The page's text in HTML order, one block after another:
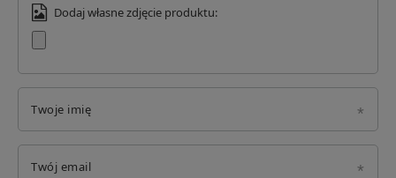
Dodaj własne zdjęcie produktu:
Twoje imię
Twój email